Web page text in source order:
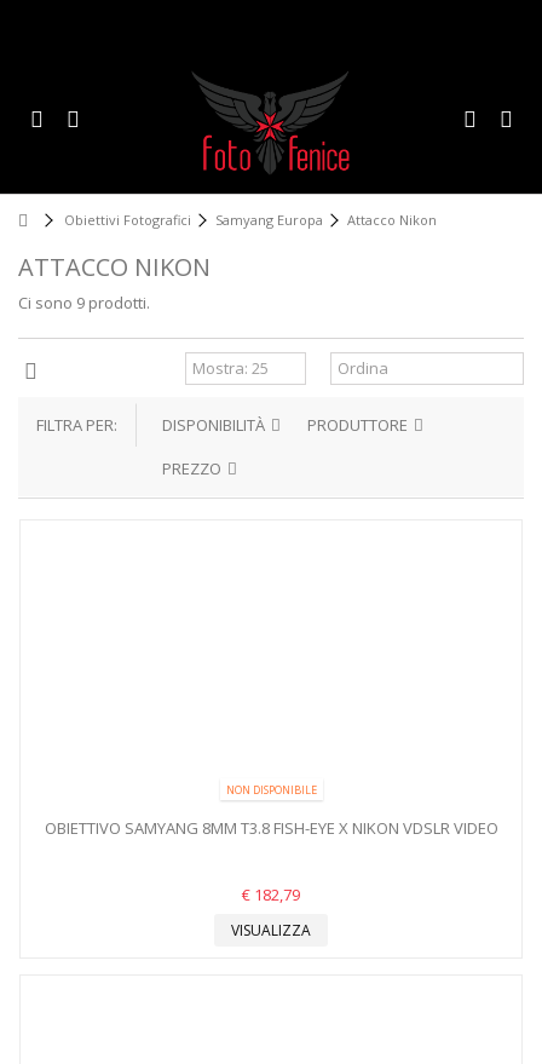
Obiettivi Fotografici Samyang Europa Attacco Nikon
ATTACCO NIKON
Ci sono 9 prodotti.
FILTRA PER: DISPONIBILITÀ
PRODUTTORE
PREZZO
NON DISPONIBILE
OBIETTIVO SAMYANG 8MM T3.8 FISH-EYE X NIKON VDSLR VIDEO
€ 182,79
VISUALIZZA